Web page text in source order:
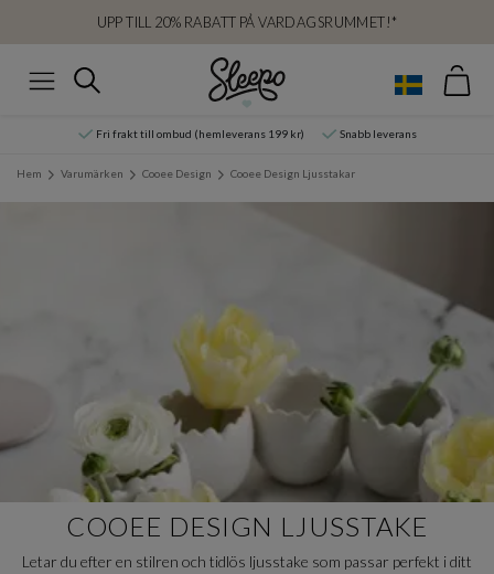
UPP TILL 20% RABATT PÅ VARDAGSRUMMET!*
Sök
Fri frakt till ombud (hemleverans 199 kr) Snabb leverans
Hem Varumärken Cooee Design Cooee Design Ljusstakar
COOEE DESIGN LJUSSTAKE
Letar du efter en stilren och tidlös ljusstake som passar perfekt i ditt